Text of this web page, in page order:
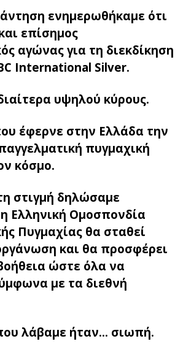
ενημερωθήκαμε ότι
επίσημος
αγώνας για τη διεκδίκηση
International Silver.
υψηλού κύρους.
έφερνε στην Ελλάδα την
πυγμαχική
κόσμο.
στιγμή δηλώσαμε
Ελληνική Ομοσπονδία
Πυγμαχίας θα σταθεί
και θα προσφέρει
ώστε όλα να
με τα διεθνή
λάβαμε ήταν... σιωπή.